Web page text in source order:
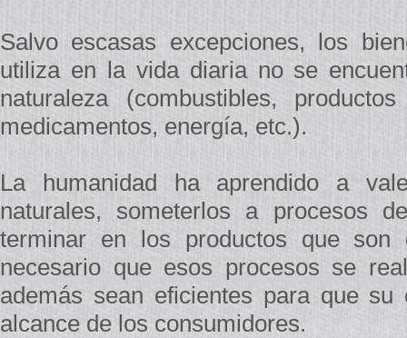
Salvo escasas excepciones, los
utiliza en la vida diaria no se
naturaleza (combustibles,
medicamentos, energía, etc.).
La humanidad ha aprendido a
naturales, someterlos a procesos
terminar en los productos que son
necesario que esos procesos se
además sean eficientes para que
alcance de los consumidores.